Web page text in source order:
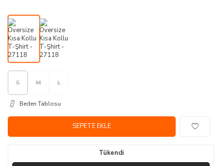
S M L
Beden Tablosu
SEPETE EKLE
Tükendi